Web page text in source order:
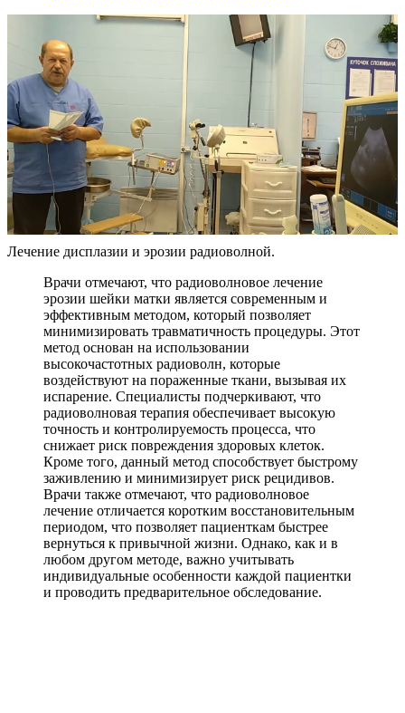
Лечение дисплазии и эрозии радиоволной.
Врачи отмечают, что радиоволновое лечение
эрозии шейки матки является современным и
эффективным методом, который позволяет
минимизировать травматичность процедуры. Этот
метод основан на использовании
высокочастотных радиоволн, которые
воздействуют на пораженные ткани, вызывая их
испарение. Специалисты подчеркивают, что
радиоволновая терапия обеспечивает высокую
точность и контролируемость процесса, что
снижает риск повреждения здоровых клеток.
Кроме того, данный метод способствует быстрому
заживлению и минимизирует риск рецидивов.
Врачи также отмечают, что радиоволновое
лечение отличается коротким восстановительным
периодом, что позволяет пациенткам быстрее
вернуться к привычной жизни. Однако, как и в
любом другом методе, важно учитывать
индивидуальные особенности каждой пациентки
и проводить предварительное обследование.